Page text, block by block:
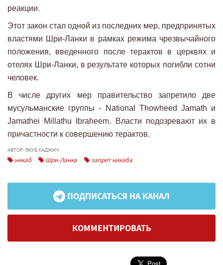
реакции.
Этот закон стал одной из последних мер, предпринятых
властями Шри-Ланки в рамках режима чрезвычайного
положения, введенного после терактов в церквях и
отелях Шри-Ланки, в результате которых погибли сотни
человек.
В числе других мер правительство запретило две
мусульманские группы - National Thowheed Jamath и
Jamathei Millathu Ibraheem. Власти подозревают их в
причастности к совершению терактов.
АВТОР: ЯКУБ ХАДЖИЧ
никаб Шри-Ланка запрет никаба
ПОДПИСАТЬСЯ НА КАНАЛ
КОММЕНТИРОВАТЬ